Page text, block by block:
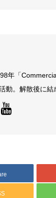
年「
動。解散後に結